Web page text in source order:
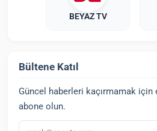
BEYAZ TV
Bültene Katıl
Güncel haberleri kaçırmamak için
abone olun.
E‑posta